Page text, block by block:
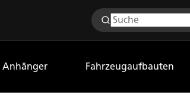
Anhänger Fahrzeugaufbauten